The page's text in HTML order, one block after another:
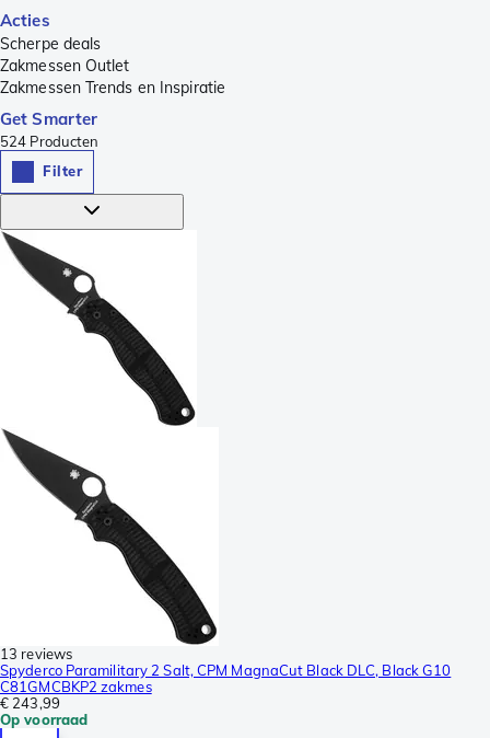
Acties
Scherpe deals
Zakmessen Outlet
Zakmessen Trends en Inspiratie
Get Smarter
524 Producten
Filter
13 reviews
Spyderco Paramilitary 2 Salt, CPM MagnaCut Black DLC, Black G10
C81GMCBKP2 zakmes
€ 243,99
Op voorraad